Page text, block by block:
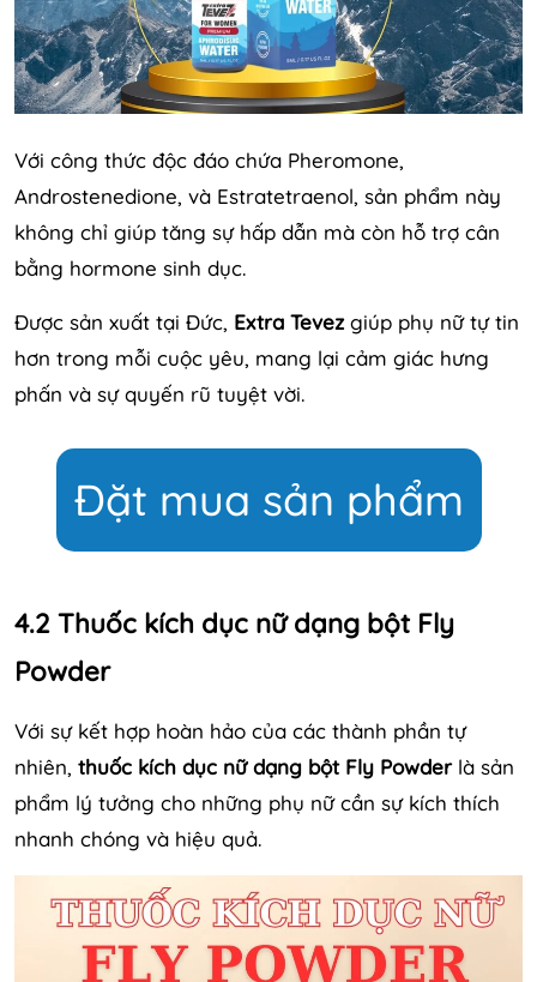
Với công thức độc đáo chứa Pheromone,
Androstenedione, và Estratetraenol, sản phẩm này
không chỉ giúp tăng sự hấp dẫn mà còn hỗ trợ cân
bằng hormone sinh dục.
Được sản xuất tại Đức, Extra Tevezgiúp phụ nữ tự tin
hơn trong mỗi cuộc yêu, mang lại cảm giác hưng
phấn và sự quyến rũ tuyệt vời.
Đặt mua sản phẩm
4.2 Thuốc kích dục nữ dạng bột Fly
Powder
Với sự kết hợp hoàn hảo của các thành phần tự
nhiên, thuốc kích dục nữ dạng bột Fly Powderlà sản
phẩm lý tưởng cho những phụ nữ cần sự kích thích
nhanh chóng và hiệu quả.